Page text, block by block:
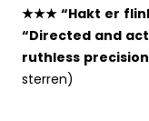
★★★ “Hakt er
“Directed and
ruthless
sterren)